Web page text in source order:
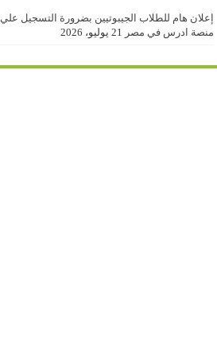
إعلان هام للطلاب الجيبوتيين بضرورة التسجيل علي
منصة ادرس في مصر
21 يوليو، 2026